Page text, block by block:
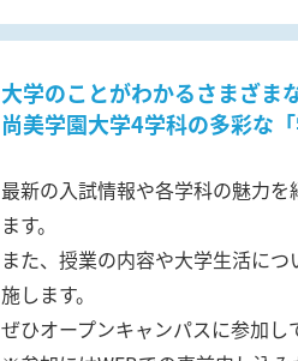
大学のことがわかるさまざま
尚美学園大学4学科の多彩な
最新の入試情報や各学科の魅力
ます。
また、授業の内容や大学生活に
施します。
ぜひオープンキャンパスに参加し